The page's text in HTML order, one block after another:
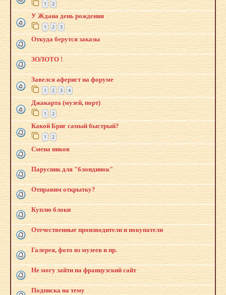
1 2
У Ждана день рождения
1 2 3
Откуда берутся заказы
ЗОЛОТО !
Завелся аферист на форуме
1 2 3 4
Джакарта (музей, порт)
1 2
Какой Бриг самый быстрый?
1 2
Смена ников
Парусник для "блондинок"
Отправим открытку?
Куплю блоки
Отечественные производители и покупатели
Галерея, фото из музеев и пр.
Не могу зайти на французский сайт
Подписка на тему